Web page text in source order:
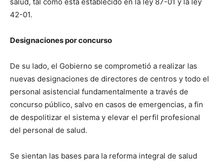
42-01.
Designaciones por concurso
De su lado, el Gobierno se comprometió a realizar las
nuevas designaciones de directores de centros y todo el
personal asistencial fundamentalmente a través de
concurso público, salvo en casos de emergencias, a fin
de despolitizar el sistema y elevar el perfil profesional
del personal de salud.
Se sientan las bases para la reforma integral de salud